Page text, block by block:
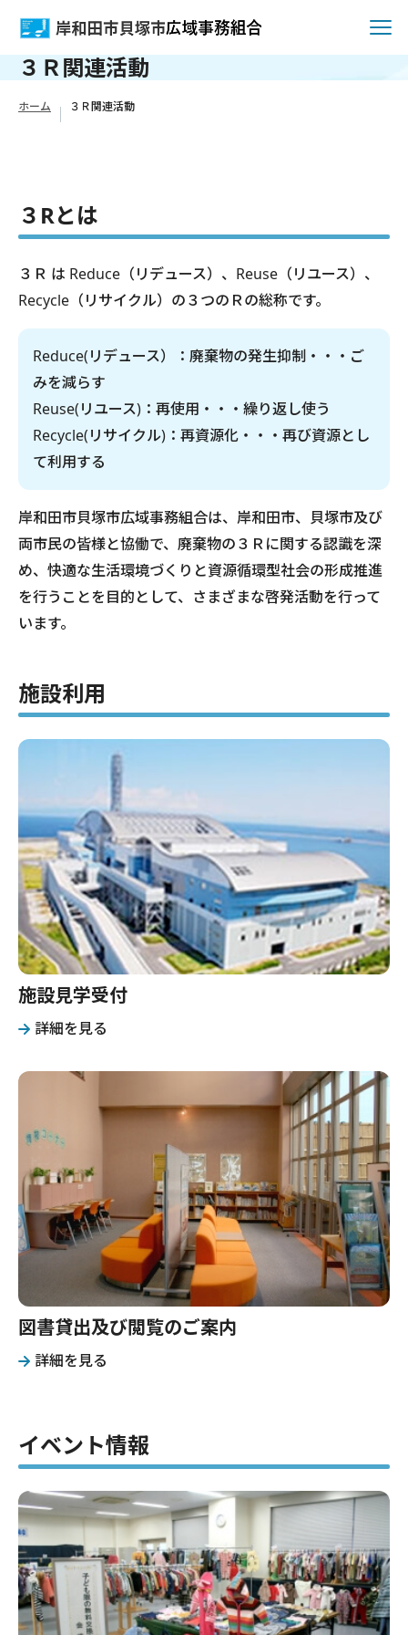
３Ｒ関連活動
ホーム ３Ｒ関連活動
３Rとは
３Ｒ は Reduce（リデュース）、Reuse（リユース）、
Recycle（リサイクル）の３つのＲの総称です。
Reduce(リデュース）：廃棄物の発生抑制・・・ご
みを減らす
Reuse(リユース)：再使用・・・繰り返し使う
Recycle(リサイクル)：再資源化・・・再び資源とし
て利用する
岸和田市貝塚市広域事務組合は、岸和田市、貝塚市及び
両市民の皆様と協働で、廃棄物の３Ｒに関する認識を深
め、快適な生活環境づくりと資源循環型社会の形成推進
を行うことを目的として、さまざまな啓発活動を行って
います。
施設利用
施設見学受付
詳細を見る
図書貸出及び閲覧のご案内
詳細を見る
イベント情報